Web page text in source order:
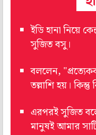
ইডি হানা নিয়ে
সুজিত বসু।
বললেন,
তল্লাশি হয়।
এরপরই সুজিত
মানুষই আমার